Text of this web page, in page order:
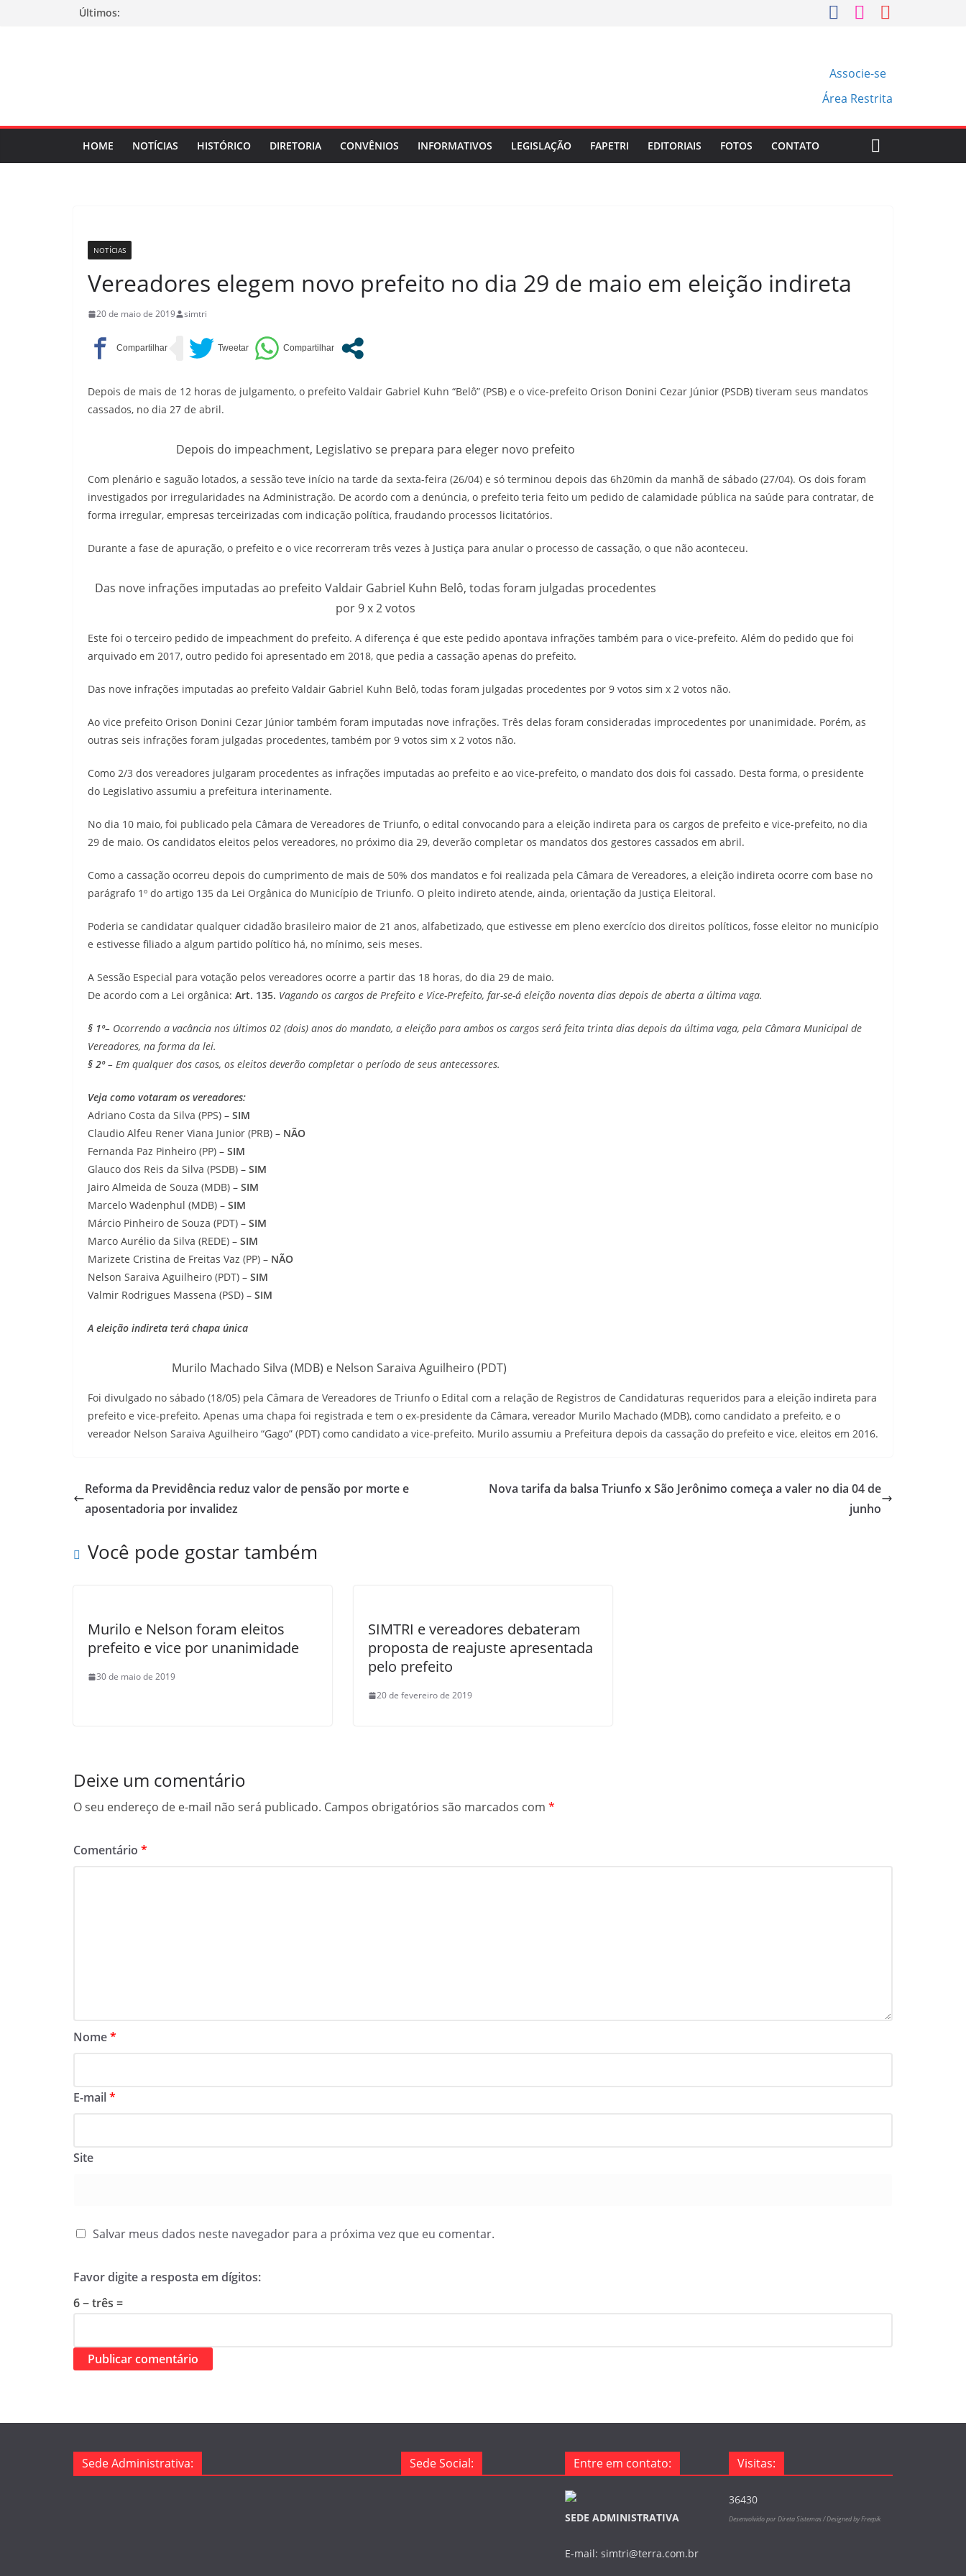
Últimos:
Associe-se
Área Restrita
HOME NOTÍCIAS HISTÓRICO DIRETORIA CONVÊNIOS INFORMATIVOS LEGISLAÇÃO FAPETRI EDITORIAIS FOTOS CONTATO
NOTÍCIAS
Vereadores elegem novo prefeito no dia 29 de maio em eleição indireta
20 de maio de 2019 simtri
Depois de mais de 12 horas de julgamento, o prefeito Valdair Gabriel Kuhn “Belô” (PSB) e o vice-prefeito Orison Donini Cezar Júnior (PSDB) tiveram seus mandatos
cassados, no dia 27 de abril.
Depois do impeachment, Legislativo se prepara para eleger novo prefeito
Com plenário e saguão lotados, a sessão teve início na tarde da sexta-feira (26/04) e só terminou depois das 6h20min da manhã de sábado (27/04). Os dois foram
investigados por irregularidades na Administração. De acordo com a denúncia, o prefeito teria feito um pedido de calamidade pública na saúde para contratar, de
forma irregular, empresas terceirizadas com indicação política, fraudando processos licitatórios.
Durante a fase de apuração, o prefeito e o vice recorreram três vezes à Justiça para anular o processo de cassação, o que não aconteceu.
Das nove infrações imputadas ao prefeito Valdair Gabriel Kuhn Belô, todas foram julgadas procedentes
por 9 x 2 votos
Este foi o terceiro pedido de impeachment do prefeito. A diferença é que este pedido apontava infrações também para o vice-prefeito. Além do pedido que foi
arquivado em 2017, outro pedido foi apresentado em 2018, que pedia a cassação apenas do prefeito.
Das nove infrações imputadas ao prefeito Valdair Gabriel Kuhn Belô, todas foram julgadas procedentes por 9 votos sim x 2 votos não.
Ao vice prefeito Orison Donini Cezar Júnior também foram imputadas nove infrações. Três delas foram consideradas improcedentes por unanimidade. Porém, as
outras seis infrações foram julgadas procedentes, também por 9 votos sim x 2 votos não.
Como 2/3 dos vereadores julgaram procedentes as infrações imputadas ao prefeito e ao vice-prefeito, o mandato dos dois foi cassado. Desta forma, o presidente
do Legislativo assumiu a prefeitura interinamente.
No dia 10 maio, foi publicado pela Câmara de Vereadores de Triunfo, o edital convocando para a eleição indireta para os cargos de prefeito e vice-prefeito, no dia
29 de maio. Os candidatos eleitos pelos vereadores, no próximo dia 29, deverão completar os mandatos dos gestores cassados em abril.
Como a cassação ocorreu depois do cumprimento de mais de 50% dos mandatos e foi realizada pela Câmara de Vereadores, a eleição indireta ocorre com base no
parágrafo 1º do artigo 135 da Lei Orgânica do Município de Triunfo. O pleito indireto atende, ainda, orientação da Justiça Eleitoral.
Poderia se candidatar qualquer cidadão brasileiro maior de 21 anos, alfabetizado, que estivesse em pleno exercício dos direitos políticos, fosse eleitor no município
e estivesse filiado a algum partido político há, no mínimo, seis meses.
A Sessão Especial para votação pelos vereadores ocorre a partir das 18 horas, do dia 29 de maio.
De acordo com a Lei orgânica: Art. 135. Vagando os cargos de Prefeito e Vice-Prefeito, far-se-á eleição noventa dias depois de aberta a última vaga.
§ 1º– Ocorrendo a vacância nos últimos 02 (dois) anos do mandato, a eleição para ambos os cargos será feita trinta dias depois da última vaga, pela Câmara Municipal de
Vereadores, na forma da lei.
§ 2º– Em qualquer dos casos, os eleitos deverão completar o período de seus antecessores.
Veja como votaram os vereadores:
Adriano Costa da Silva (PPS) – SIM
Claudio Alfeu Rener Viana Junior (PRB) – NÃO
Fernanda Paz Pinheiro (PP) – SIM
Glauco dos Reis da Silva (PSDB) – SIM
Jairo Almeida de Souza (MDB) – SIM
Marcelo Wadenphul (MDB) – SIM
Márcio Pinheiro de Souza (PDT) – SIM
Marco Aurélio da Silva (REDE) – SIM
Marizete Cristina de Freitas Vaz (PP) – NÃO
Nelson Saraiva Aguilheiro (PDT) – SIM
Valmir Rodrigues Massena (PSD) – SIM
A eleição indireta terá chapa única
Murilo Machado Silva (MDB) e Nelson Saraiva Aguilheiro (PDT)
Foi divulgado no sábado (18/05) pela Câmara de Vereadores de Triunfo o Edital com a relação de Registros de Candidaturas requeridos para a eleição indireta para
prefeito e vice-prefeito. Apenas uma chapa foi registrada e tem o ex-presidente da Câmara, vereador Murilo Machado (MDB), como candidato a prefeito, e o
vereador Nelson Saraiva Aguilheiro “Gago” (PDT) como candidato a vice-prefeito. Murilo assumiu a Prefeitura depois da cassação do prefeito e vice, eleitos em 2016.
Reforma da Previdência reduz valor de pensão por morte e
aposentadoria por invalidez
Nova tarifa da balsa Triunfo x São Jerônimo começa a valer no dia 04 de
junho
Você pode gostar também
Murilo e Nelson foram eleitos
prefeito e vice por unanimidade
30 de maio de 2019
SIMTRI e vereadores debateram
proposta de reajuste apresentada
pelo prefeito
20 de fevereiro de 2019
Deixe um comentário
O seu endereço de e-mail não será publicado. Campos obrigatórios são marcados com *
Comentário *
Nome*
E-mail*
Site
Salvar meus dados neste navegador para a próxima vez que eu comentar.
Favor digite a resposta em dígitos:
6 − três =
Sede Administrativa: Sede Social: Entre em contato:
SEDE ADMINISTRATIVA
E-mail: simtri@terra.com.br
Visitas:
36430
Desenvolvido por Direta Sistemas /Designed by Freepik